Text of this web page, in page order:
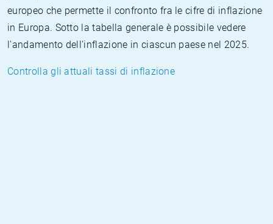
europeo che permette il confronto fra le cifre di inflazione
in Europa. Sotto la tabella generale è possibile vedere
l'andamento dell'inflazione in ciascun paese nel 2025.
Controlla gli attuali tassi di inflazione